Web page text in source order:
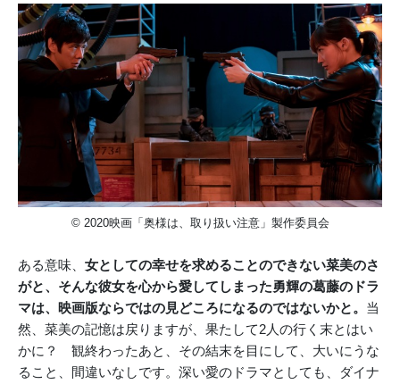
© 2020映画「奥様は、取り扱い注意」製作委員会
ある意味、 女としての幸せを求めることのできない菜美のさ
がと、そんな彼女を心から愛してしまった勇輝の葛藤のドラ
マは、映画版ならではの見どころになるのではないかと。 当
然、菜美の記憶は戻りますが、果たして2人の行く末とはい
かに？ 観終わったあと、その結末を目にして、大いにうな
ること、間違いなしです。深い愛のドラマとしても、ダイナ